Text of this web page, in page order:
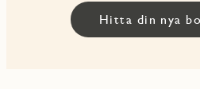
Hitta din nya